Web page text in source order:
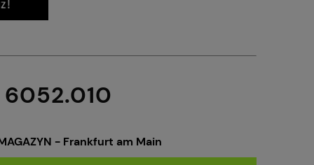
- Frankfurt am Main